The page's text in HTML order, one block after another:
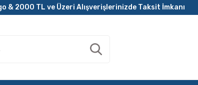
& 2000 TL ve Üzeri Alışverişlerinizde Taksit İmkanı